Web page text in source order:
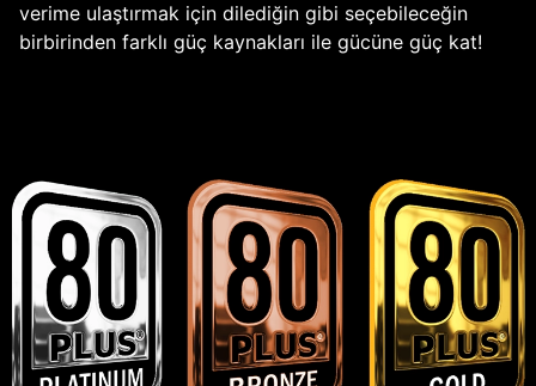
verime ulaştırmak için dilediğin gibi seçebileceğin
birbirinden farklı güç kaynakları ile gücüne güç kat!